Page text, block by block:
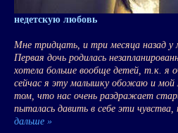
недетскую любовь
Мне тридцать, и три месяца назад у
Первая дочь родилась
хотела больше вообще детей, т.к. я
сейчас я эту малышку обожаю и
том, что нас очень раздражает
пыталась давить в себе эти чувства,
дальше »